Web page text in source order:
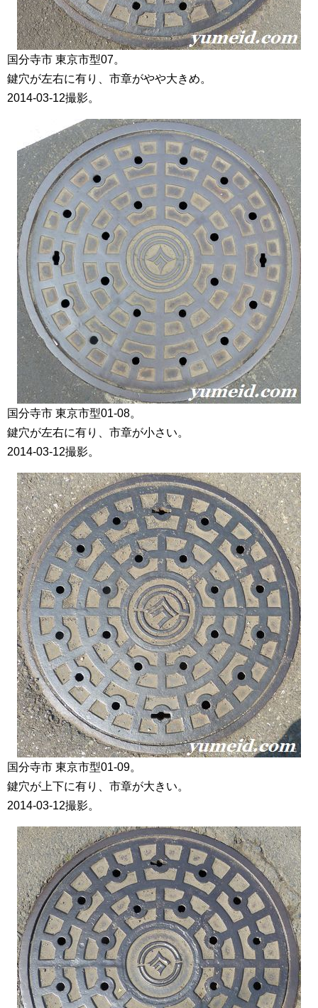
国分寺市 東京市型07。
鍵穴が左右に有り、市章がやや大きめ。
2014-03-12撮影。
国分寺市 東京市型01-08。
鍵穴が左右に有り、市章が小さい。
2014-03-12撮影。
国分寺市 東京市型01-09。
鍵穴が上下に有り、市章が大きい。
2014-03-12撮影。